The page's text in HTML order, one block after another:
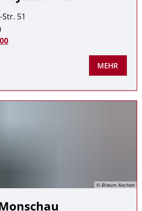
51
MEHR
© Bistum Aachen